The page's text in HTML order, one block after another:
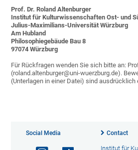
Prof. Dr. Roland Altenburger
Institut für Kulturwissenschaften Ost- und
Julius-Maximilians-Universität Würzburg
Am Hubland
Philosophiegebäude Bau 8
97074 Würzburg
Für Rückfragen wenden Sie sich bitte an:
(roland.altenburger@uni-wuerzburg.de).
(Unterlagen in einer Datei) sind ausdrücklich
Social Media Contact
Institut für